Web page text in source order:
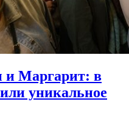
Маргарит: в
уникальное